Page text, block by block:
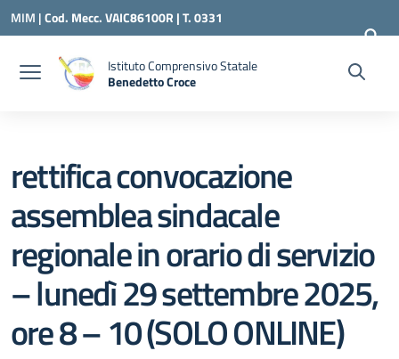
Vai ai contenuti
Vai al menu di navigazione
Vai al footer
MIM |Cod. Mecc. VAIC86100R | T. 0331
240260 | VAIC86100R@ISTRUZIONE.IT
Istituto Comprensivo Statale
Benedetto Croce
rettifica convocazione
assemblea sindacale
regionale in orario di servizio
– lunedì 29 settembre 2025,
ore 8 – 10 (SOLO ONLINE)